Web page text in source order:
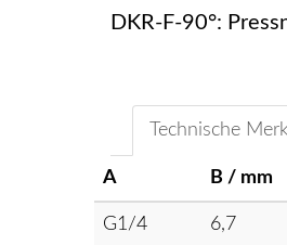
DKR-F-90°:
Technische
A B / mm
G1/4 6,7